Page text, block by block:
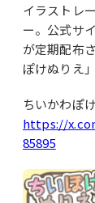
イラストレ
ー。公式サ
が定期配布
ぽけぬりえ
ちいかわぽ
https://
85895